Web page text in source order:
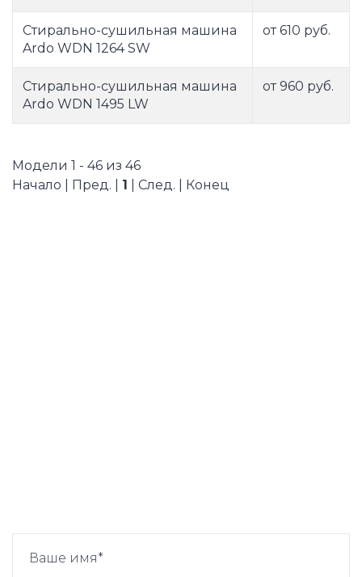
Стирально-сушильная машина
Ardo WDN 1264 SW
от 610 руб.
Стирально-сушильная машина
Ardo WDN 1495 LW
от 960 руб.
Модели 1 - 46 из 46
Начало | Пред. | 1 | След. | Конец